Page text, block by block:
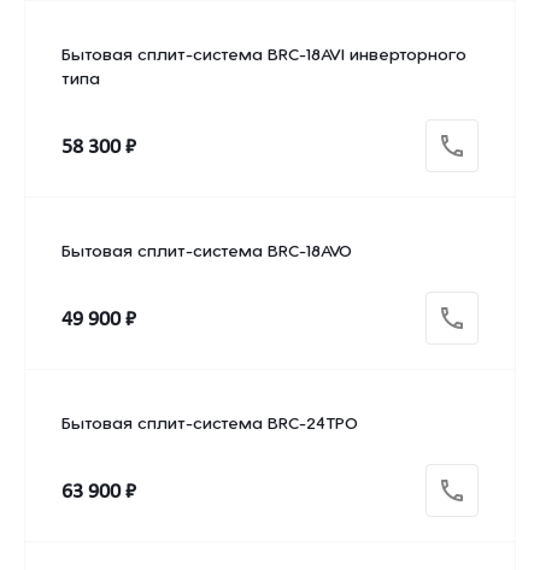
Бытовая сплит-система BRC-18AVI инверторного
типа
58 300 ₽
Бытовая сплит-система BRC-18AVO
49 900 ₽
Бытовая сплит-система BRC-24TPO
63 900 ₽